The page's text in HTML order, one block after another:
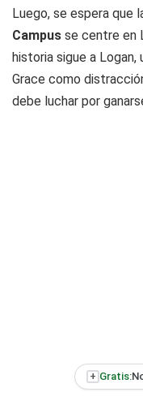
Luego, se espera que
Campus se centre en
historia sigue a Logan,
Grace como
debe luchar por
+ Gratis: